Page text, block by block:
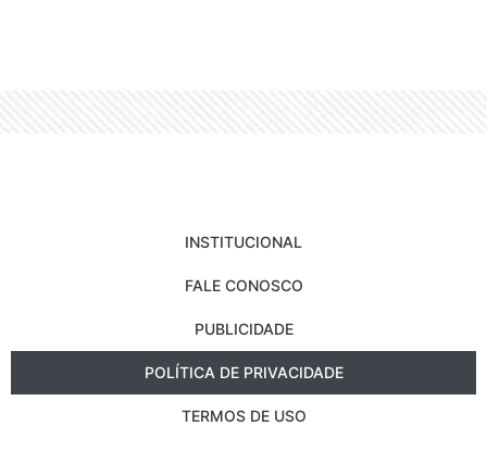
INSTITUCIONAL
FALE CONOSCO
PUBLICIDADE
POLÍTICA DE PRIVACIDADE
TERMOS DE USO